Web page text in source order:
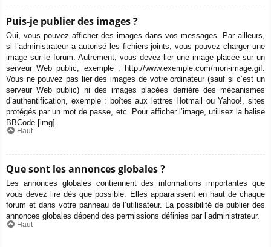
Puis-je publier des images ?
Oui, vous pouvez afficher des images dans vos messages. Par ailleurs,
si l’administrateur a autorisé les fichiers joints, vous pouvez charger une
image sur le forum. Autrement, vous devez lier une image placée sur un
serveur Web public, exemple : http://www.exemple.com/mon-image.gif.
Vous ne pouvez pas lier des images de votre ordinateur (sauf si c’est un
serveur Web public) ni des images placées derrière des mécanismes
d’authentification, exemple : boîtes aux lettres Hotmail ou Yahoo!, sites
protégés par un mot de passe, etc. Pour afficher l’image, utilisez la balise
BBCode [img].
Haut
Que sont les annonces globales ?
Les annonces globales contiennent des informations importantes que
vous devez lire dès que possible. Elles apparaissent en haut de chaque
forum et dans votre panneau de l’utilisateur. La possibilité de publier des
annonces globales dépend des permissions définies par l’administrateur.
Haut